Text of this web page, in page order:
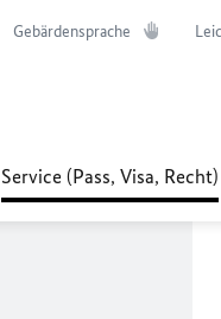
Gebärdensprache
Service (Pass, Visa, Recht)